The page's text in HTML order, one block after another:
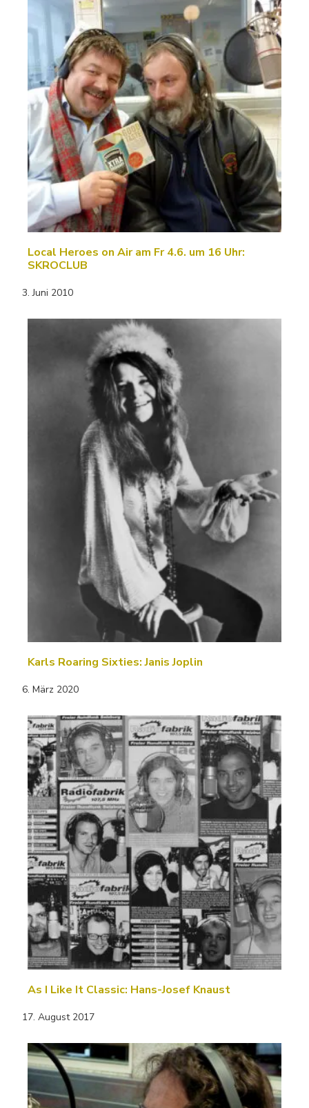
Local Heroes on Air am Fr 4.6. um 16 Uhr:
SKROCLUB
3. Juni 2010
Karls Roaring Sixties: Janis Joplin
6. März 2020
As I Like It Classic: Hans-Josef Knaust
17. August 2017